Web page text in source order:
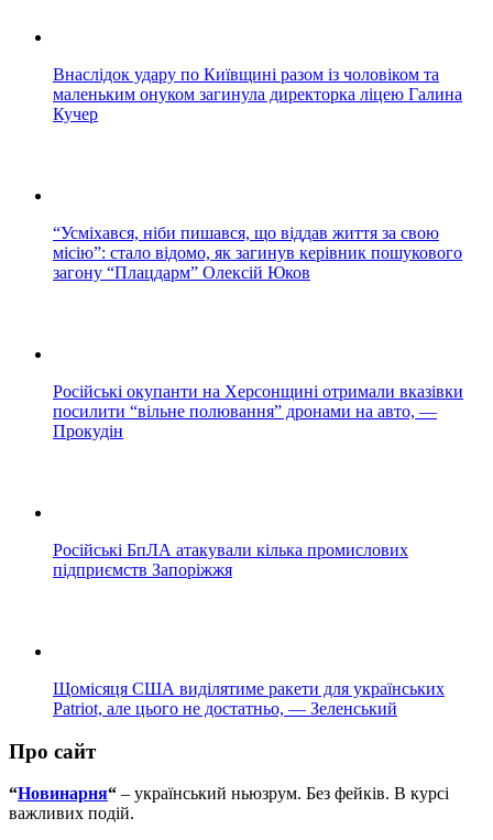
Внаслідок удару по Київщині разом із чоловіком та
маленьким онуком загинула директорка ліцею Галина
Кучер
“Усміхався, ніби пишався, що віддав життя за свою
місію”: стало відомо, як загинув керівник пошукового
загону “Плацдарм” Олексій Юков
Російські окупанти на Херсонщині отримали вказівки
посилити “вільне полювання” дронами на авто, —
Прокудін
Російські БпЛА атакували кілька промислових
підприємств Запоріжжя
Щомісяця США виділятиме ракети для українських
Patriot, але цього не достатньо, — Зеленський
Про сайт
“Новинарня“ – український ньюзрум. Без фейків. В курсі
важливих подій.